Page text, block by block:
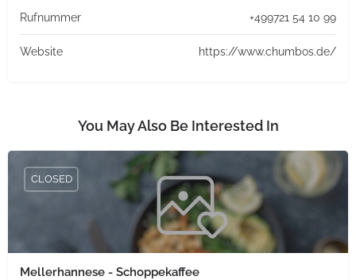
Rufnummer +499721 54 10 99
Website https://www.chumbos.de/
You May Also Be Interested In
Mellerhannese - Schoppekaffee
CLOSED